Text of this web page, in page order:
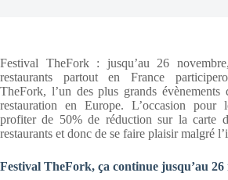
Festival TheFork : jusqu’au 26
restaurants partout en France
TheFork, l’un des plus grands évènements
restauration en Europe. L’occasion pour
profiter de 50% de réduction sur la carte
restaurants et donc de se faire plaisir malgré
Festival TheFork, ça continue jusqu’au 26